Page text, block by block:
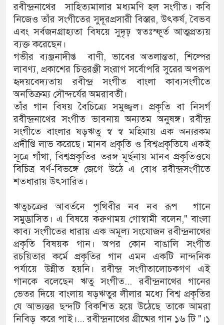
রবীন্দ্রনাথের সাহিত্যমালার মধ্যমণি হল সংগীত। কবি
নিজেও তাঁর সংগীতের সুদূরপ্রসারী বিস্তার, উৎকর্ষ, বৈভব
এবং সর্বজনগ্রাহ্যতা বিষয়ে সুদৃঢ় স্বতঃস্ফূর্ত আত্মপ্রত্যয়
ব্যক্ত করেছেন।
গভীর ব্যঞ্জনাদীপ্ত বাণী, ভাবের অতলান্ততা, শিল্পের
লাবণ্য, প্রকাশের চিত্তরঞ্জী সংরাগ সর্বোপরি সুরের অপরূপ
হৃদয়বেদ্যতায় রবীন্দ্র সংগীত বাংলা কাব্যসংগীতে
অনতিক্রম্য সৌন্দর্যের অমরাবতী।
তাঁর গান বিষয় বৈচিত্র্যে সমুজ্জ্বল। প্রকৃতি বা নিসর্গ
রবীন্দ্রনাথের সংগীত ভাবনায় অন্যতম অনুষঙ্গ। রবীন্দ্র
সংগীতে বাংলার ষড়ঋতু স্ব স্ব মহিমায় এক অন্যরকম
প্রদীপ্তি লাভ করেছে। মানব প্রকৃতি ও বিশ্বপ্রকৃতিযে একই
সূত্রে গাঁথা, বিশ্বপ্রকৃতির তরঙ্গ মূর্ছনায় মানব প্রকৃতিওযে
বিচিত্র বর্ণ-বিভঙ্গে জেগে উঠে এ বোধ রবীন্দ্রসংগীতে
শতধারায় উৎসারিত।
ঋতুচক্রের আবর্তনে পৃথিবীর নব নব রূপ গানে
সমুদ্ভাসিত। এ বিষয়ে করুণাময় গোস্বামী বলেন," বাংলা
কাব্য সংগীতের ধারায় এক অমূল্য সংযোজন রবীন্দ্রনাথের
প্রকৃতি বিষয়ক গান। অপর কোন বাঙালি সংগীত
রচয়িতার কর্মে প্রকৃতির গান এমন একটি নান্দনিক
পর্যায়ে উন্নীত হয়নি। রবীন্দ্র সংগীতালোচকগণ এই
গানকে বলেছেন ঋতু সংগীত... রবীন্দ্রনাথের গানের
ভেতর দিয়ে বাংলায় ষড়ঋতুর লীলার মধ্যে বিশ্ব প্রকৃতির
যে আভ্যন্তর ছন্দটি বিকশিত হয়ে উঠেছে তাকে আমরা
নিবিড় করে পাই।... রবীন্দ্রনাথের গ্রীষ্মের গান ১৬ টি "।১